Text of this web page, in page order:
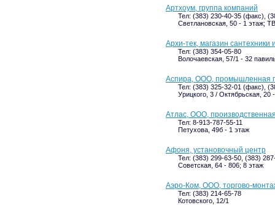
Артхоум, группа компаний
Тел: (383) 230-40-35 (факс),
Светлановская, 50 - 1 этаж;
Архи-тек, магазин сантехники
Тел: (383) 354-05-80
Волочаевская, 57/1 - 32
Аспира, ООО, промышленная
Тел: (383) 325-32-01 (факс),
Урицкого, 3 / Октябрьская, 20
Атлас, ООО,
Тел: 8-913-787-55-11
Петухова, 49б - 1 этаж
Афоня, установочный центр
Тел: (383) 299-63-50, (383)
Советская, 64 - 806; 8 этаж
Аэро-Ком, ООО, торгово-
Тел: (383) 214-65-78
Котовского, 12/1